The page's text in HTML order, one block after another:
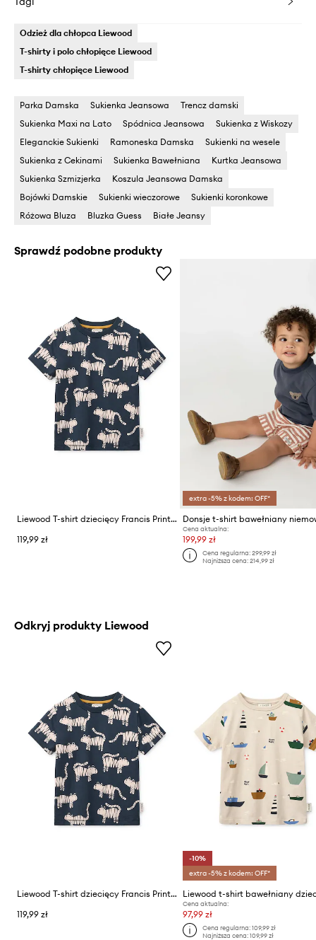
Odzież dla chłopca Liewood
T-shirty i polo chłopięce Liewood
T-shirty chłopięce Liewood
Parka Damska Sukienka Jeansowa
Trencz damski
Sukienka Maxi na Lato
Spódnica Jeansowa
Sukienka z Wiskozy
Eleganckie Sukienki
Ramoneska Damska
Sukienki na wesele
Sukienka z Cekinami
Sukienka Bawełniana
Kurtka Jeansowa
Sukienka Szmizjerka
Koszula Jeansowa Damska
Bojówki Damskie
Sukienki wieczorowe
Sukienki koronkowe
Różowa Bluza
Bluzka Guess Białe Jeansy
Sprawdź podobne produkty
Liewood T-shirt dziecięcy Francis Printed SS T-shirt
119,99 zł
extra -5% z kodem: OFF*
Cena aktualna:
199,99 zł
Cena regularna: 299,99 zł
Najniższa cena: 214,99 zł
Odkryj produkty Liewood
Liewood T-shirt dziecięcy Francis Printed SS T-shirt
119,99 zł
-10%
extra -5% z kodem: OFF*
Cena aktualna:
97,99 zł
Cena regularna: 109,99 zł
Najniższa cena: 109,99 zł